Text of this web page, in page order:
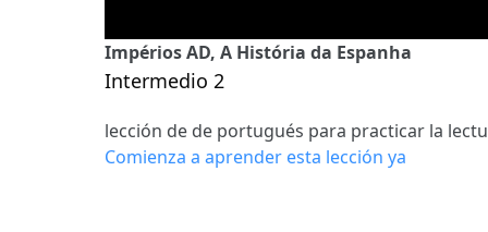
Impérios AD, A História da Espanha
Intermedio 2
lección de de portugués para practicar la
Comienza a aprender esta lección ya